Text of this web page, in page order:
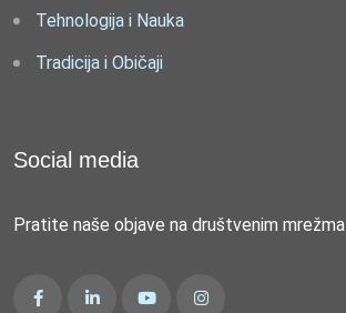
Tehnologija i Nauka
Tradicija i Običaji
Social media
Pratite naše objave na društvenim mrežma